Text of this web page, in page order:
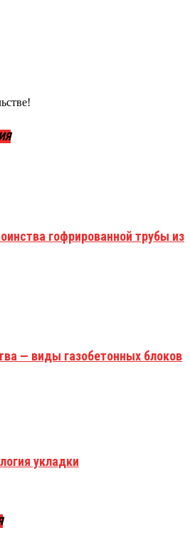
гофрированной трубы из
— виды газобетонных блоков
укладки